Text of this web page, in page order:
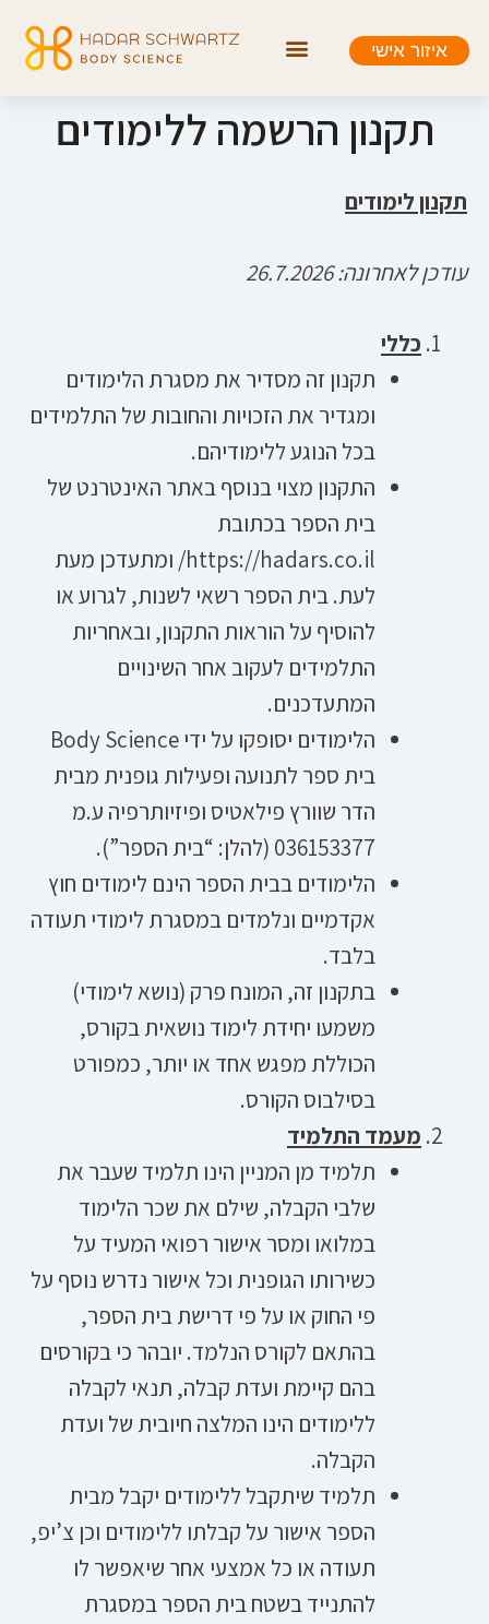
איזור אישי
תקנון הרשמה ללימודים
תקנון לימודים
עודכן לאחרונה: 26.7.2026
כללי
תקנון זה מסדיר את מסגרת הלימודים
ומגדיר את הזכויות והחובות של התלמידים
בכל הנוגע ללימודיהם.
התקנון מצוי בנוסף באתר האינטרנט של
בית הספר בכתובת
https://hadars.co.il/ ומתעדכן מעת
לעת. בית הספר רשאי לשנות, לגרוע או
להוסיף על הוראות התקנון, ובאחריות
התלמידים לעקוב אחר השינויים
המתעדכנים.
הלימודים יסופקו על ידי Body Science
בית ספר לתנועה ופעילות גופנית מבית
הדר שוורץ פילאטיס ופיזיותרפיה ע.מ
036153377 (להלן: “בית הספר”).
הלימודים בבית הספר הינם לימודים חוץ
אקדמיים ונלמדים במסגרת לימודי תעודה
בלבד.
בתקנון זה, המונח פרק (נושא לימודי)
משמעו יחידת לימוד נושאית בקורס,
הכוללת מפגש אחד או יותר, כמפורט
בסילבוס הקורס.
מעמד התלמיד
תלמיד מן המניין הינו תלמיד שעבר את
שלבי הקבלה, שילם את שכר הלימוד
במלואו ומסר אישור רפואי המעיד על
כשירותו הגופנית וכל אישור נדרש נוסף על
פי החוק או על פי דרישת בית הספר,
בהתאם לקורס הנלמד. יובהר כי בקורסים
בהם קיימת ועדת קבלה, תנאי לקבלה
ללימודים הינו המלצה חיובית של ועדת
הקבלה.
תלמיד שיתקבל ללימודים יקבל מבית
הספר אישור על קבלתו ללימודים וכן צ’יפ,
תעודה או כל אמצעי אחר שיאפשר לו
להתנייד בשטח בית הספר במסגרת